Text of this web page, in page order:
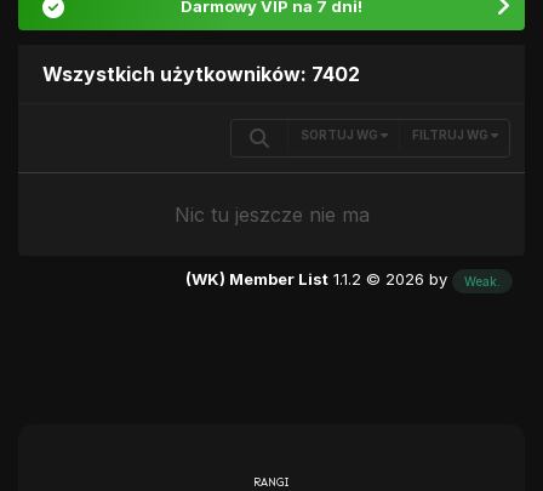
Darmowy VIP na 7 dni!
Wszystkich użytkowników: 7402
SORTUJ WG FILTRUJ WG
Nic tu jeszcze nie ma
(WK) Member List 1.1.2 © 2026 by Weak.
RANGI